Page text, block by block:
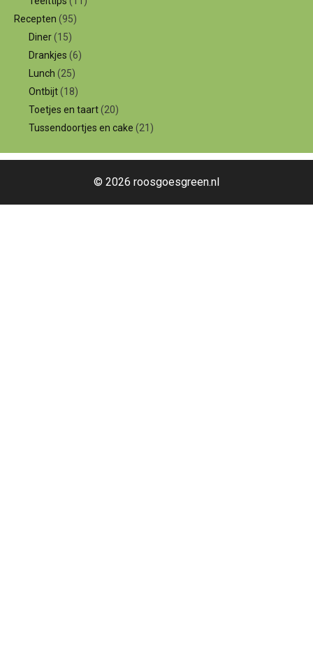
Recepten (95)
Diner(15)
Drankjes (6)
Lunch (25)
Ontbijt(18)
Toetjes en taart(20)
Tussendoortjes en cake (21)
© 2026 roosgoesgreen.nl